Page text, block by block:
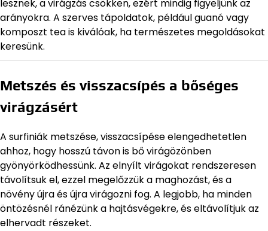
lesznek, a virágzás csökken, ezért mindig figyeljünk az
arányokra. A szerves tápoldatok, például guanó vagy
komposzt tea is kiválóak, ha természetes megoldásokat
keresünk.
Metszés és visszacsípés a bőséges
virágzásért
A surfiniák metszése, visszacsípése elengedhetetlen
ahhoz, hogy hosszú távon is bő virágözönben
gyönyörködhessünk. Az elnyílt virágokat rendszeresen
távolítsuk el, ezzel megelőzzük a maghozást, és a
növény újra és újra virágozni fog. A legjobb, ha minden
öntözésnél ránézünk a hajtásvégekre, és eltávolítjuk az
elhervadt részeket.